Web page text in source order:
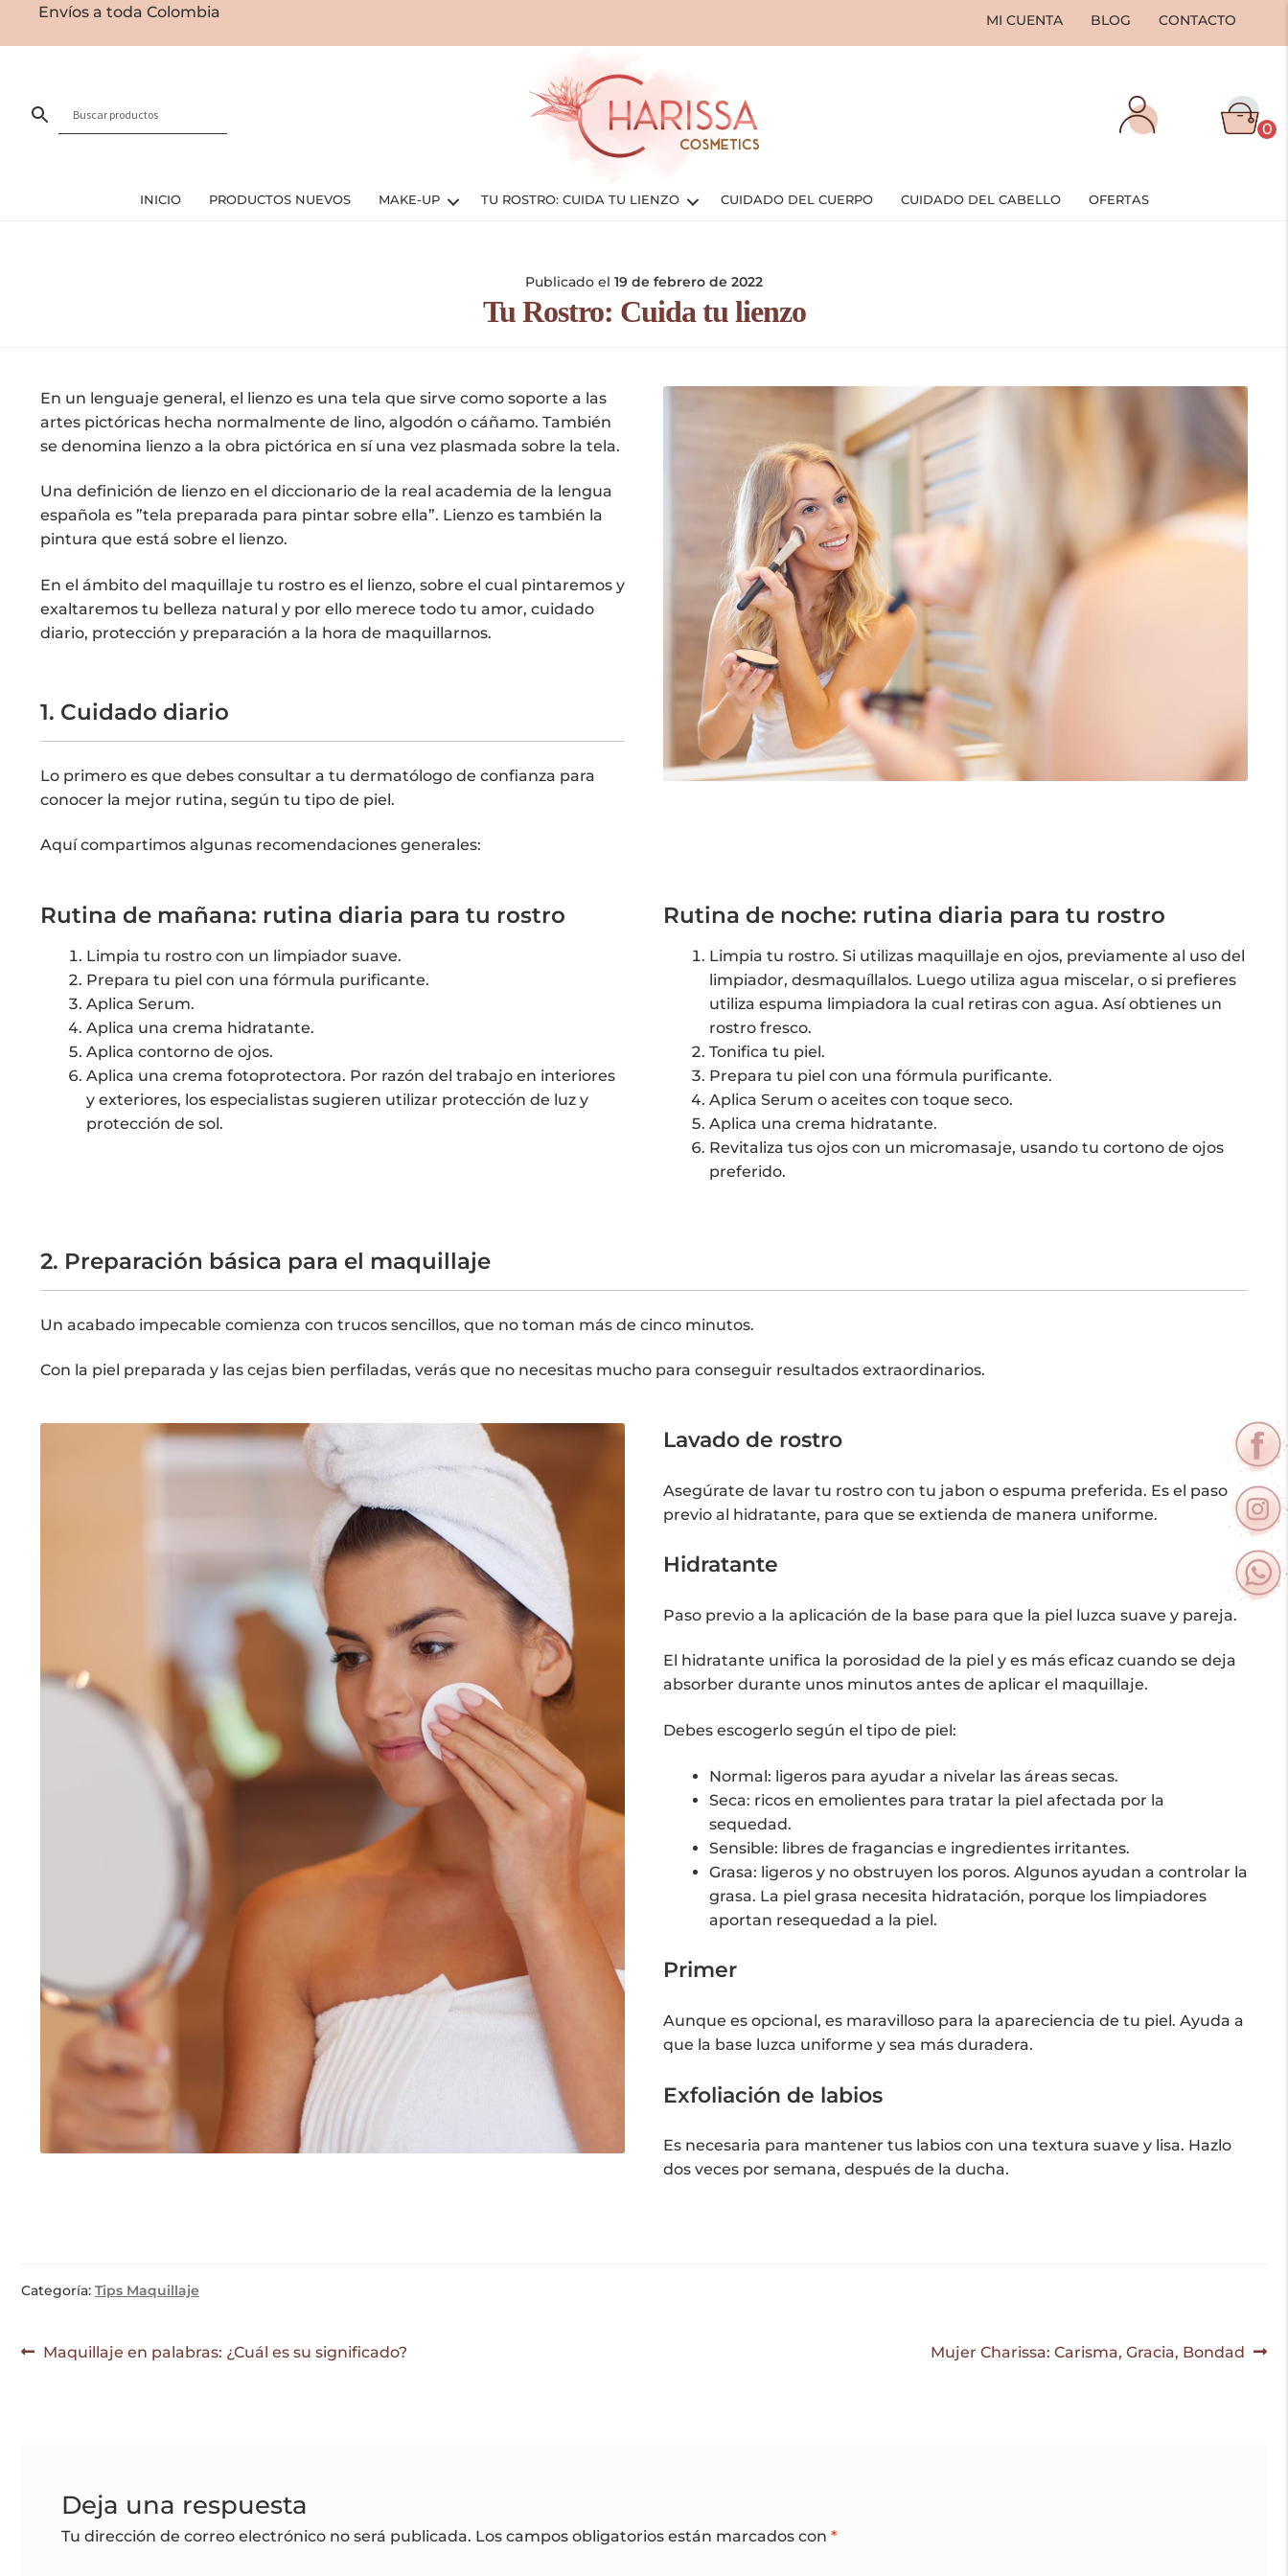
Envíos a toda Colombia MI CUENTA BLOG CONTACTO
0
INICIO PRODUCTOS NUEVOS MAKE-UP TU ROSTRO: CUIDA TU LIENZO CUIDADO DEL CUERPO CUIDADO DEL CABELLO OFERTAS
Publicado el 19 de febrero de 2022
Tu Rostro: Cuida tu lienzo
En un lenguaje general, el lienzo es una tela que sirve como soporte a las
artes pictóricas hecha normalmente de lino, algodón o cáñamo. También
se denomina lienzo a la obra pictórica en sí una vez plasmada sobre la tela.
Una definición de lienzo en el diccionario de la real academia de la lengua
española es ”tela preparada para pintar sobre ella”. Lienzo es también la
pintura que está sobre el lienzo.
En el ámbito del maquillaje tu rostro es el lienzo, sobre el cual pintaremos y
exaltaremos tu belleza natural y por ello merece todo tu amor, cuidado
diario, protección y preparación a la hora de maquillarnos.
1. Cuidado diario
Lo primero es que debes consultar a tu dermatólogo de confianza para
conocer la mejor rutina, según tu tipo de piel.
Aquí compartimos algunas recomendaciones generales:
Rutina de mañana: rutina diaria para tu rostro
Limpia tu rostro con un limpiador suave.
Prepara tu piel con una fórmula purificante.
Aplica Serum.
Aplica una crema hidratante.
Aplica contorno de ojos.
Aplica una crema fotoprotectora. Por razón del trabajo en interiores
y exteriores, los especialistas sugieren utilizar protección de luz y
protección de sol.
Rutina de noche: rutina diaria para tu rostro
Limpia tu rostro. Si utilizas maquillaje en ojos, previamente al uso del
limpiador, desmaquíllalos. Luego utiliza agua miscelar, o si prefieres
utiliza espuma limpiadora la cual retiras con agua. Así obtienes un
rostro fresco.
Tonifica tu piel.
Prepara tu piel con una fórmula purificante.
Aplica Serum o aceites con toque seco.
Aplica una crema hidratante.
Revitaliza tus ojos con un micromasaje, usando tu cortono de ojos
preferido.
2. Preparación básica para el maquillaje
Un acabado impecable comienza con trucos sencillos, que no toman más de cinco minutos.
Con la piel preparada y las cejas bien perfiladas, verás que no necesitas mucho para conseguir resultados extraordinarios.
Lavado de rostro
Asegúrate de lavar tu rostro con tu jabon o espuma preferida. Es el paso
previo al hidratante, para que se extienda de manera uniforme.
Hidratante
Paso previo a la aplicación de la base para que la piel luzca suave y pareja.
El hidratante unifica la porosidad de la piel y es más eficaz cuando se deja
absorber durante unos minutos antes de aplicar el maquillaje.
Debes escogerlo según el tipo de piel:
Normal: ligeros para ayudar a nivelar las áreas secas.
Seca: ricos en emolientes para tratar la piel afectada por la
sequedad.
Sensible: libres de fragancias e ingredientes irritantes.
Grasa: ligeros y no obstruyen los poros. Algunos ayudan a controlar la
grasa. La piel grasa necesita hidratación, porque los limpiadores
aportan resequedad a la piel.
Primer
Aunque es opcional, es maravilloso para la apareciencia de tu piel. Ayuda a
que la base luzca uniforme y sea más duradera.
Exfoliación de labios
Es necesaria para mantener tus labios con una textura suave y lisa. Hazlo
dos veces por semana, después de la ducha.
Categoría: Tips Maquillaje
Navegación
Anterior:
Maquillaje en palabras: ¿Cuál es su significado? Siguiente:
Mujer Charissa: Carisma, Gracia, Bondad
Deja una respuesta
Tu dirección de correo electrónico no será publicada. Los campos obligatorios están marcados con *